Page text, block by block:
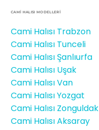
CAMİ HALISI MODELLERI
Cami Halısı Trabzon
Cami Halısı Tunceli
Cami Halısı Şanlıurfa
Cami Halısı Uşak
Cami Halısı Van
Cami Halısı Yozgat
Cami Halısı Zonguldak
Cami Halısı Aksaray